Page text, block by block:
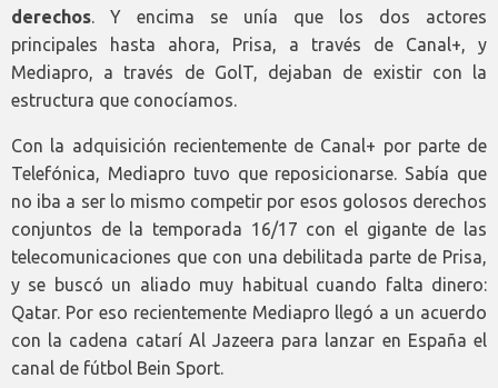
derechos. Y encima se unía que los dos actores
principales hasta ahora, Prisa, a través de Canal+, y
Mediapro, a través de GolT, dejaban de existir con la
estructura que conocíamos.
Con la adquisición recientemente de Canal+ por parte de
Telefónica, Mediapro tuvo que reposicionarse. Sabía que
no iba a ser lo mismo competir por esos golosos derechos
conjuntos de la temporada 16/17 con el gigante de las
telecomunicaciones que con una debilitada parte de Prisa,
y se buscó un aliado muy habitual cuando falta dinero:
Qatar. Por eso recientemente Mediapro llegó a un acuerdo
con la cadena catarí Al Jazeera para lanzar en España el
canal de fútbol Bein Sport.